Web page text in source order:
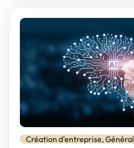
Création d'entreprise,Général